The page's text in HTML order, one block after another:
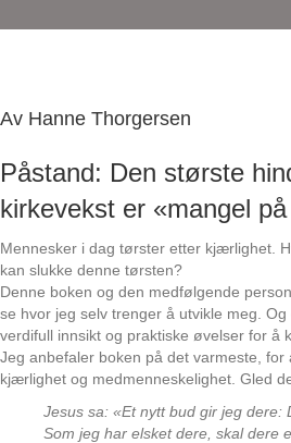
Av Hanne Thorgersen
Påstand: Den største
kirkevekst er «mangel
Mennesker i dag tørster etter kjærlighet.
kan slukke denne tørsten?
Denne boken og den medfølgende
se hvor jeg selv trenger å utvikle meg.
verdifull innsikt og praktiske øvelser for å
Jeg anbefaler boken på det varmeste,
kjærlighet og medmenneskelighet. Gled
Jesus sa: «Et nytt bud gir jeg dere:
Som jeg har elsket dere, skal dere